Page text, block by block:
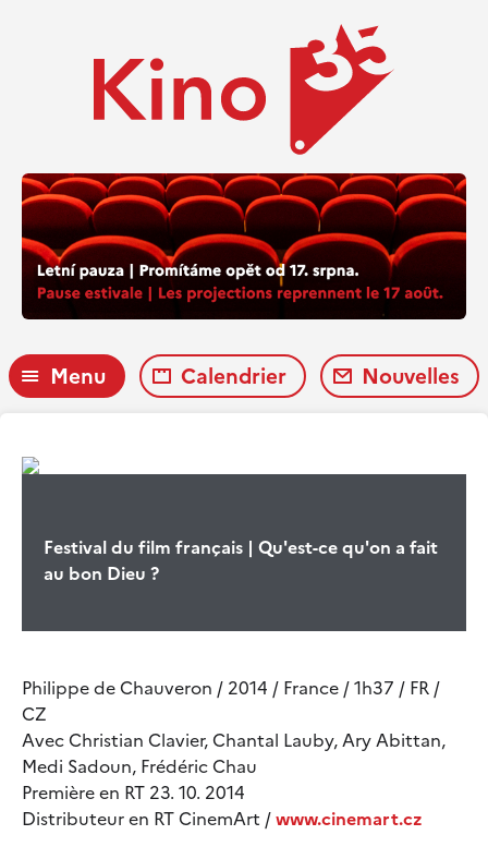
Menu Calendrier Nouvelles
Festival du film français | Qu'est-ce qu'on a fait
au bon Dieu ?
Philippe de Chauveron / 2014 / France / 1h37 / FR /
CZ
Avec Christian Clavier, Chantal Lauby, Ary Abittan,
Medi Sadoun, Frédéric Chau
Première en RT 23. 10. 2014
Distributeur en RT CinemArt /www.cinemart.cz